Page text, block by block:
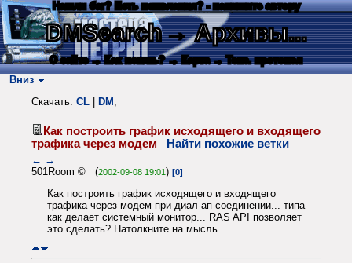
Нашли баг? Есть пожелания? - напишите автору
DMSearch→ Архивы...
О сайте → Как искать? → Карта → Текс. протокол
Вниз
Скачать: CL DM ;
Как построить график исходящего и входящего
трафика через модем
Найти похожие ветки
← →
501Room © (2002-09-08 19:01) [0]
Как построить график исходящего и входящего
трафика через модем при диал-ап соединении... типа
как делает системный монитор... RAS API позволяет
это сделать? Натолкните на мысль.